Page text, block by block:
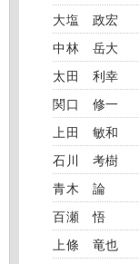
大塩 政宏
中林 岳大
太田 利幸
関口 修一
上田 敏和
石川 考樹
青木 論
百瀬 悟
上條 竜也